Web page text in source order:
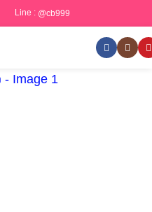
Line : @cb999